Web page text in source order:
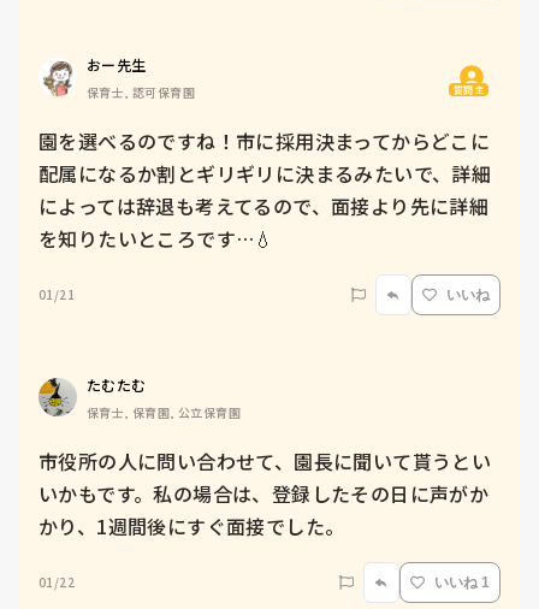
おー先生
保育士, 認可保育園 質問主
園を選べるのですね！市に採用決まってからどこに
配属になるか割とギリギリに決まるみたいで、詳細
によっては辞退も考えてるので、面接より先に詳細
を知りたいところです…💧
01/21 いいね
たむたむ
保育士, 保育園, 公立保育園
市役所の人に問い合わせて、園長に聞いて貰うとい
いかもです。私の場合は、登録したその日に声がか
かり、1週間後にすぐ面接でした。
01/22 いいね 1